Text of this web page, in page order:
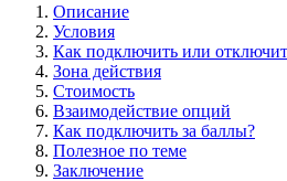
Описание
Условия
Как подключить или
Зона действия
Стоимость
Взаимодействие опций
Как подключить за баллы?
Полезное по теме
Заключение